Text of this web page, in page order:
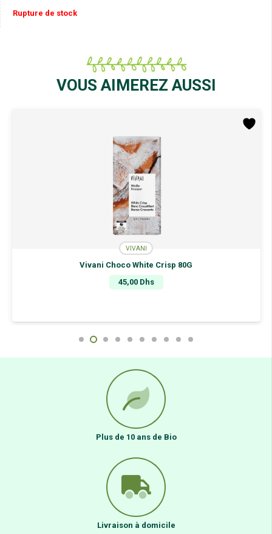
Rupture de stock
VOUS AIMEREZ AUSSI
VIVANI
Vivani Choco White Crisp 80G
45,00 Dhs
Plus de 10 ans de Bio
Livraison à domicile